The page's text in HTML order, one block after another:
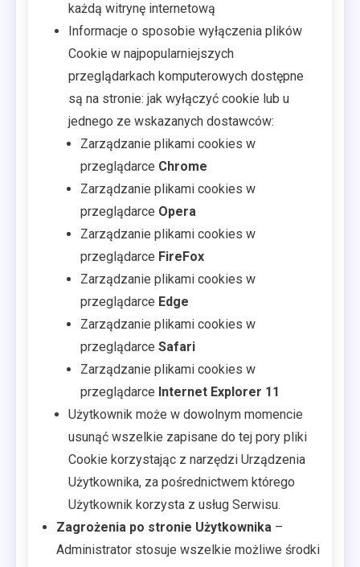
każdą witrynę internetową
Informacje o sposobie wyłączenia plików
Cookie w najpopularniejszych
przeglądarkach komputerowych dostępne
są na stronie: jak wyłączyć cookie lub u
jednego ze wskazanych dostawców:
Zarządzanie plikami cookies w
przeglądarce Chrome
Zarządzanie plikami cookies w
przeglądarce Opera
Zarządzanie plikami cookies w
przeglądarce FireFox
Zarządzanie plikami cookies w
przeglądarce Edge
Zarządzanie plikami cookies w
przeglądarce Safari
Zarządzanie plikami cookies w
przeglądarce Internet Explorer 11
Użytkownik może w dowolnym momencie
usunąć wszelkie zapisane do tej pory pliki
Cookie korzystając z narzędzi Urządzenia
Użytkownika, za pośrednictwem którego
Użytkownik korzysta z usług Serwisu.
Zagrożenia po stronie Użytkownika –
Administrator stosuje wszelkie możliwe środki